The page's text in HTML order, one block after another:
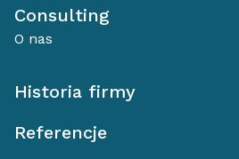
Consulting
O nas
Historia firmy
Referencje